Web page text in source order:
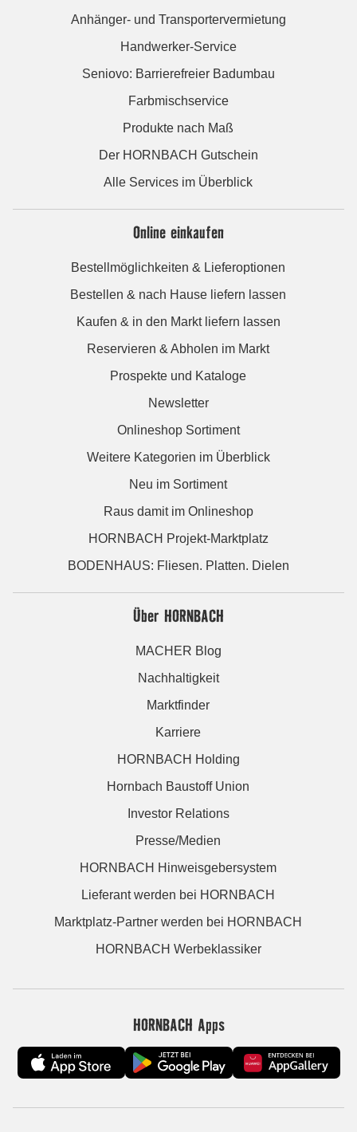
Anhänger- und Transportervermietung
Handwerker-Service
Seniovo: Barrierefreier Badumbau
Farbmischservice
Produkte nach Maß
Der HORNBACH Gutschein
Alle Services im Überblick
Online einkaufen
Bestellmöglichkeiten & Lieferoptionen
Bestellen & nach Hause liefern lassen
Kaufen & in den Markt liefern lassen
Reservieren & Abholen im Markt
Prospekte und Kataloge
Newsletter
Onlineshop Sortiment
Weitere Kategorien im Überblick
Neu im Sortiment
Raus damit im Onlineshop
HORNBACH Projekt-Marktplatz
BODENHAUS: Fliesen. Platten. Dielen
Über HORNBACH
MACHER Blog
Nachhaltigkeit
Marktfinder
Karriere
HORNBACH Holding
Hornbach Baustoff Union
Investor Relations
Presse/Medien
HORNBACH Hinweisgebersystem
Lieferant werden bei HORNBACH
Marktplatz-Partner werden bei HORNBACH
HORNBACH Werbeklassiker
HORNBACH Apps